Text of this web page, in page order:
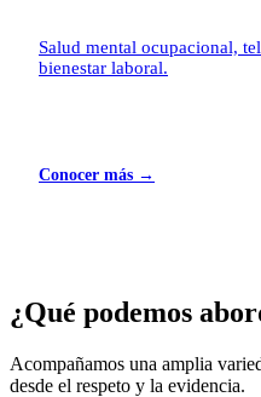
Salud mental ocupacional,
bienestar laboral.
Conocer más →
¿Qué podemos
Acompañamos una amplia
desde el respeto y la evidencia.